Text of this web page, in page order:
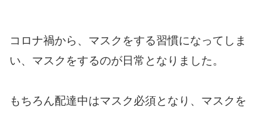
コロナ禍から、マスクをする習慣になってしま
い、マスクをするのが日常となりました。
もちろん配達中はマスク必須となり、マスクを